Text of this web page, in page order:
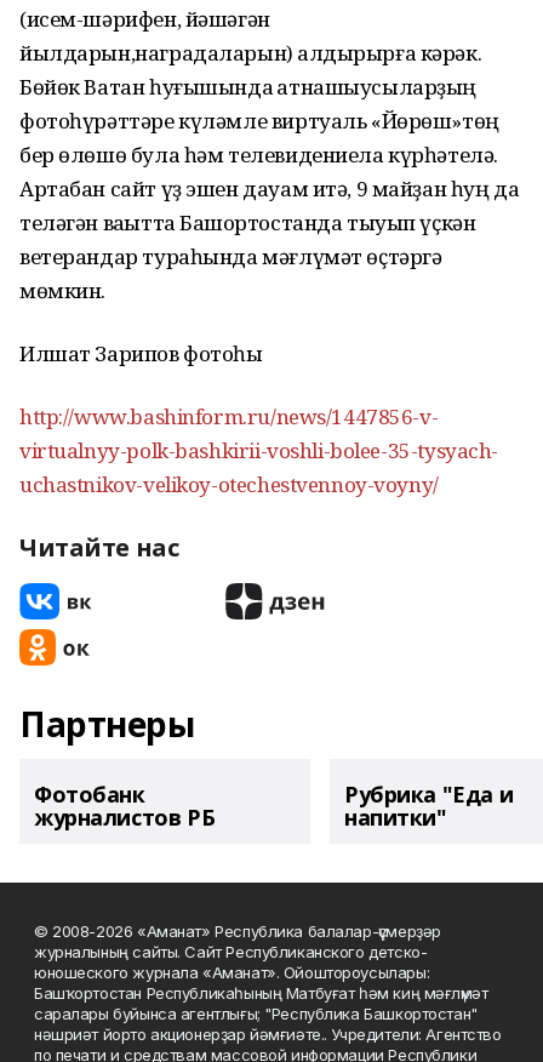
(исем-шәрифен, йәшәгән
йылдарын,наградаларын) ҡалдырырға кәрәк.
Бөйөк Ватан һуғышында ҡатнашыусыларҙың
фотоһүрәттәре күләмле виртуаль «Йөрөш»төң
бер өлөшө була һәм телевидениела күрһәтелә.
Артабан сайт үҙ эшен дауам итә, 9 майҙан һуң да
теләгән ваҡытта Башҡортостанда тыуып үҫкән
ветерандар тураһында мәғлүмәт өҫтәргә
мөмкин.
Илшат Зарипов фотоһы
http://www.bashinform.ru/news/1447856-v-
virtualnyy-polk-bashkirii-voshli-bolee-35-tysyach-
uchastnikov-velikoy-otechestvennoy-voyny/
Читайте нас
Партнеры
Фотобанк
журналистов РБ
Рубрика "Еда и
напитки"
© 2008-2026 «Аманат» Республика балалар-үҫмерҙәр
журналының сайты. Сайт Республиканского детско-
юношеского журнала «Аманат». Ойоштороусылары:
Башҡортостан Республикаһының Матбуғат һәм киң мәғлүмәт
саралары буйынса агентлығы; "Республика Башкортостан"
нәшриәт йорто акционерҙар йәмғиәте.. Учредители: Агентство
по печати и средствам массовой информации Республики